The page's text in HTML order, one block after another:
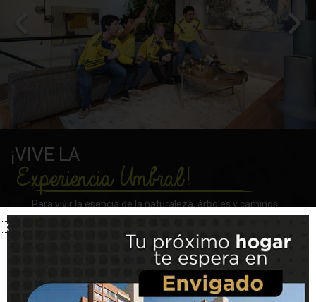
¡VIVE LA
Experiencia Umbral!
Para vivir la esencia de la naturaleza, árboles y caminos
verdes.
AVANCE DE OBRA